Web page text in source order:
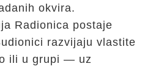
okvira.
Radionica postaje
razvijaju vlastite
ili u grupi — uz